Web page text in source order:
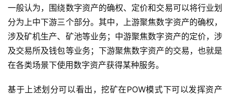
一般认为，围绕数字资产的确权、定价和交易可以将行业划
分为上中下游三个部分。其中，上游聚焦数字资产的确权，
涉及矿机生产、矿池等业务；中游聚焦数字资产的定价，涉
及交易所及钱包等业务；下游聚焦数字资产的交易，也就是
在各类场景下使用数字资产获得某种服务。
基于上述划分可以看出，挖矿在POW模式下可以发挥资产